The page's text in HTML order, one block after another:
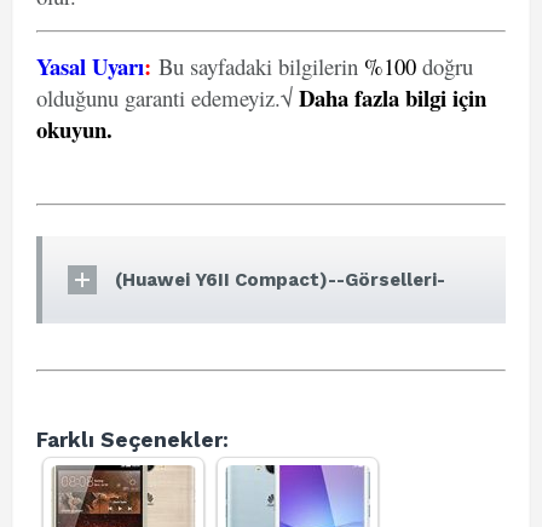
Yasal Uyarı: Bu sayfadaki bilgilerin %100 doğru
olduğunu garanti edemeyiz.√ Daha fazla bilgi için
okuyun.
(Huawei Y6II Compact)--Görselleri-
Farklı Seçenekler: